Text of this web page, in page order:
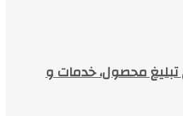
محصول، خدمات و